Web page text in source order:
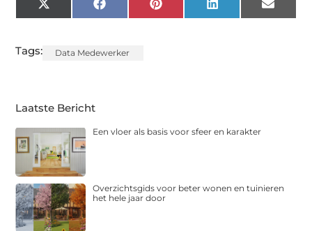
X
(Twitter)
FacebookPinterest LinkedIn Email
Tags: Data Medewerker
Laatste Bericht
Een vloer als basis voor sfeer en karakter
Overzichtsgids voor beter wonen en tuinieren
het hele jaar door